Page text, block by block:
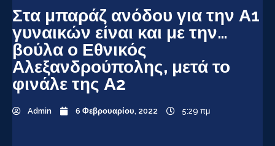
Στα μπαράζ ανόδου για την Α1
γυναικών είναι και με την…
βούλα ο Εθνικός
Αλεξανδρούπολης, μετά το
φινάλε της Α2
Admin 6 Φεβρουαρίου, 2022 5:29 πμ